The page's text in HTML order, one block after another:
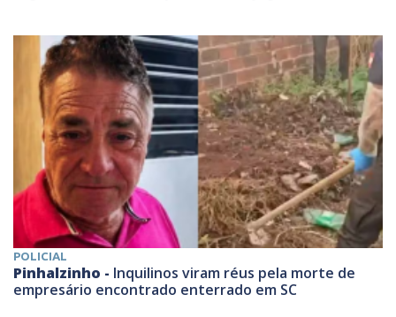
POLICIAL
Pinhalzinho - Inquilinos viram réus pela morte de
empresário encontrado enterrado em SC